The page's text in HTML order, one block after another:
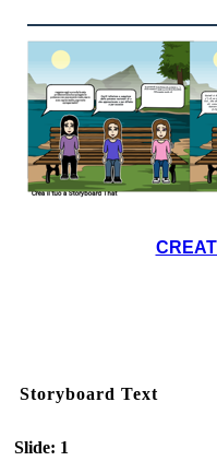
Storyboard Text
Slide: 1